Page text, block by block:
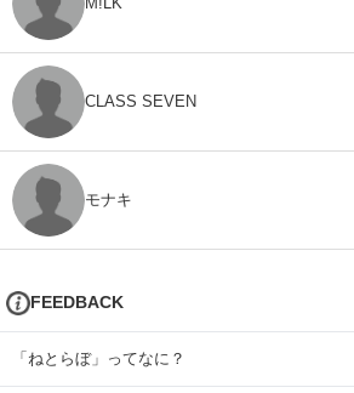
CLASS SEVEN
モナキ
FEEDBACK
「ねとらぼ」ってなに？